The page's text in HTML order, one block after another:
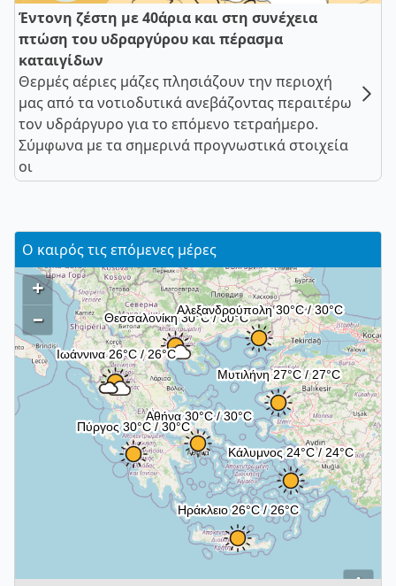
Έντονη ζέστη με 40άρια και στη συνέχεια
πτώση του υδραργύρου και πέρασμα
καταιγίδων
Θερμές αέριες μάζες πλησιάζουν την περιοχή
μας από τα νοτιοδυτικά ανεβάζοντας περαιτέρω
τον υδράργυρο για το επόμενο τετραήμερο.
Σύμφωνα με τα σημερινά προγνωστικά στοιχεία
οι
Ο καιρός τις επόμενες μέρες
+
–